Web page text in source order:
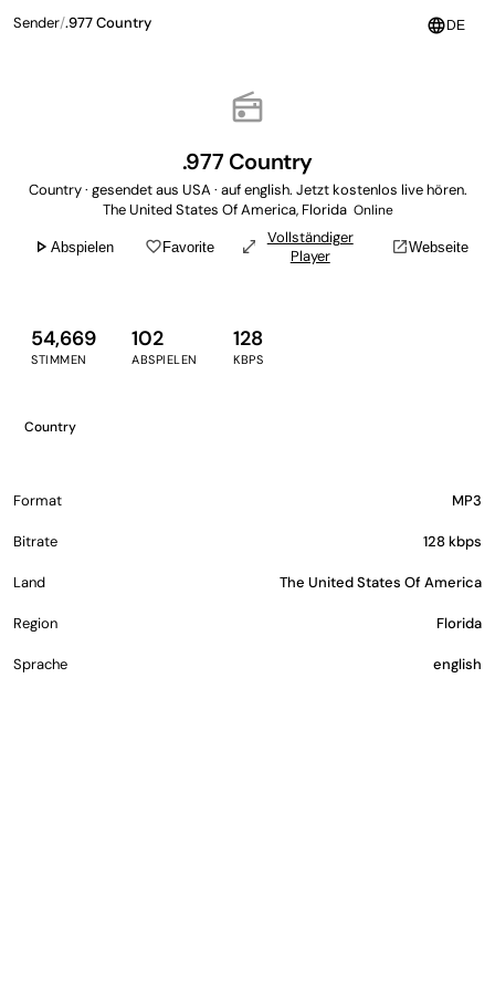
language DE
Sender/.977 Country
radio
.977 Country
Country · gesendet aus USA · auf english. Jetzt kostenlos live hören.
The United States Of America, Florida Online
play_arrow Abspielen favorite_borderFavorite open_in_full
Vollständiger
Player
open_in_newWebseite
54,669
STIMMEN
102
ABSPIELEN
128
KBPS
Country
Format MP3
Bitrate 128 kbps
Land The United States Of America
Region Florida
Sprache english